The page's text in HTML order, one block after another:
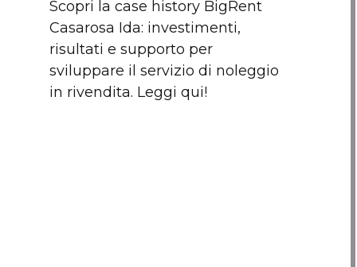
Scopri la case history BigRent
Casarosa Ida: investimenti,
risultati e supporto per
sviluppare il servizio di noleggio
in rivendita. Leggi qui!